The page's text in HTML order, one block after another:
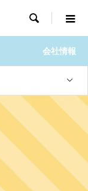

会社情報